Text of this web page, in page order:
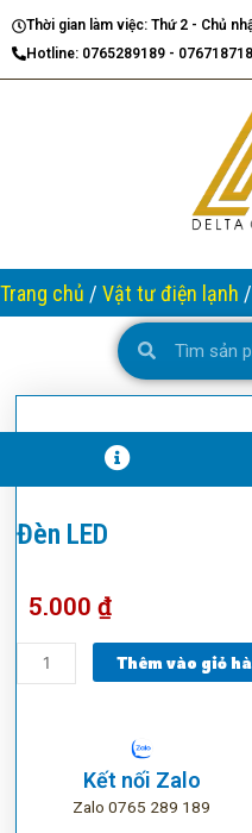
tới
nội
Thời gian làm việc: Thứ 2 - Chủ
Hotline: 0765289189 -
Trang chủ / Vật tư điện lạnh /
SearchSearch
Đèn LED
5.000₫
Đèn
LED
Thêm vào giỏ
Kết nối Zalo
Zalo 0765 289 189